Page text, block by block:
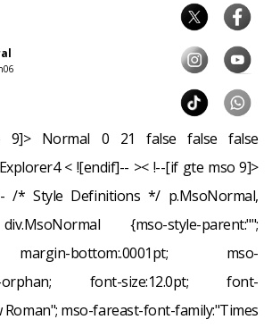
9]> Normal 0 21 false false
false
< ![endif]-- >< !--[if gte mso 9]>
/* Style Definitions */ p.MsoNormal,
{mso-style-parent:"";
bottom:.0001pt; mso-
orphan; font-size:12.0pt; font-
Roman"; mso-fareast-font-family:"Times